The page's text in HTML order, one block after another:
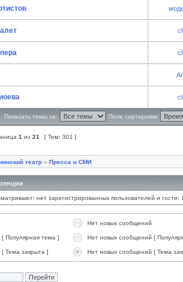
Показать темы за: Поле сортировки
1 из 21 [ Тем: 301 ]
театр » Пресса и СМИ
нет зарегистрированных пользователей и гости:
Нет новых сообщений
Популярная тема ] Нет новых сообщений [
Тема закрыта ] Нет новых сообщений [ Тема